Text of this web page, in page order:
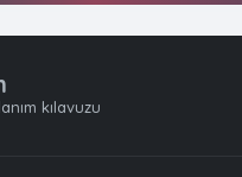
kılavuzu